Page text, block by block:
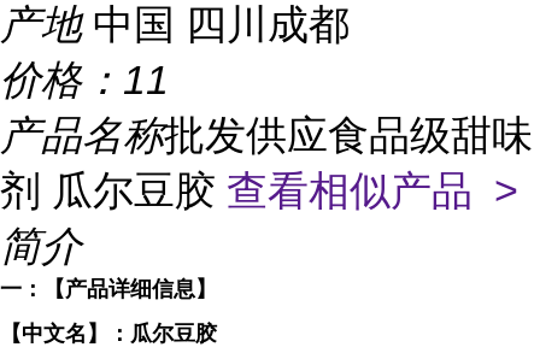
产地 中国 四川成都
价格： 11
产品名称批发供应食品级甜味
剂 瓜尔豆胶 查看相似产品 >
简介
一：【产品详细信息】
【中文名】：瓜尔豆胶